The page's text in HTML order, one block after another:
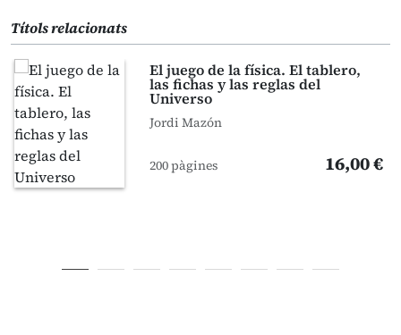
Títols relacionats
El juego de la física. El tablero,
las fichas y las reglas del
Universo
Jordi Mazón
200 pàgines 16,00 €